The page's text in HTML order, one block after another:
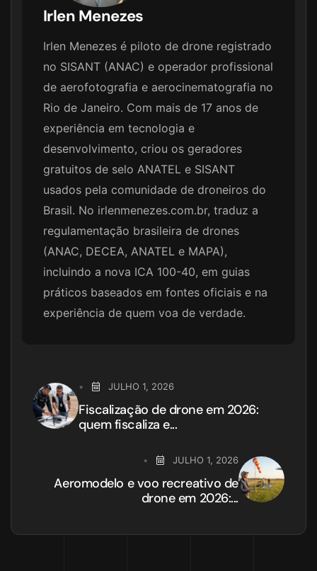
Irlen Menezes
Irlen Menezes é piloto de drone registrado
no SISANT (ANAC) e operador profissional
de aerofotografia e aerocinematografia no
Rio de Janeiro. Com mais de 17 anos de
experiência em tecnologia e
desenvolvimento, criou os geradores
gratuitos de selo ANATEL e SISANT
usados pela comunidade de droneiros do
Brasil. No irlenmenezes.com.br, traduz a
regulamentação brasileira de drones
(ANAC, DECEA, ANATEL e MAPA),
incluindo a nova ICA 100-40, em guias
práticos baseados em fontes oficiais e na
experiência de quem voa de verdade.
JULHO 1, 2026
Fiscalização de drone em 2026:
quem fiscaliza e...
JULHO 1, 2026
Aeromodelo e voo recreativo de
drone em 2026:...